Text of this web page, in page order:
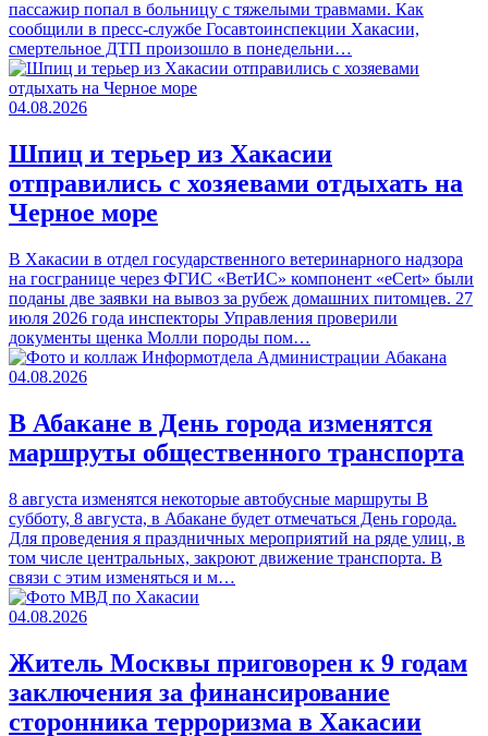
пассажир попал в больницу с тяжелыми травмами. Как
сообщили в пресс-службе Госавтоинспекции Хакасии,
смертельное ДТП произошло в понедельни…
04.08.2026
Шпиц и терьер из Хакасии
отправились с хозяевами отдыхать на
Черное море
В Хакасии в отдел государственного ветеринарного надзора
на госгранице через ФГИС «ВетИС» компонент «eCert» были
поданы две заявки на вывоз за рубеж домашних питомцев. 27
июля 2026 года инспекторы Управления проверили
документы щенка Молли породы пом…
04.08.2026
В Абакане в День города изменятся
маршруты общественного транспорта
8 августа изменятся некоторые автобусные маршруты В
субботу, 8 августа, в Абакане будет отмечаться День города.
Для проведения я праздничных мероприятий на ряде улиц, в
том числе центральных, закроют движение транспорта. В
связи с этим изменяться и м…
04.08.2026
Житель Москвы приговорен к 9 годам
заключения за финансирование
сторонника терроризма в Хакасии